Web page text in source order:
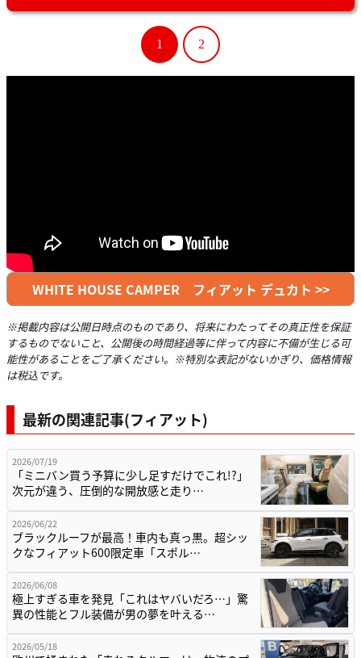
1 2
WHITE HOUSE CAMPER フィアット デュカト >>
※掲載内容は公開日時点のものであり、将来にわたってその真正性を保証
するものでないこと、公開後の時間経過等に伴って内容に不備が生じる可
能性があることをご了承ください。※特別な表記がないかぎり、価格情報
は税込です。
最新の関連記事(フィアット)
2026/07/19
「ミニバン買う予算に少し足すだけでこれ!?」
次元が違う、圧倒的な開放感と走り…
2026/06/22
ブラックルーフが最高！車内も真っ黒。超シッ
クなフィアット600限定車「スポル…
2026/06/08
極上すぎる車を発見「これはヤバいだろ…」驚
異の性能とフル装備が男の夢を叶える…
2026/05/18